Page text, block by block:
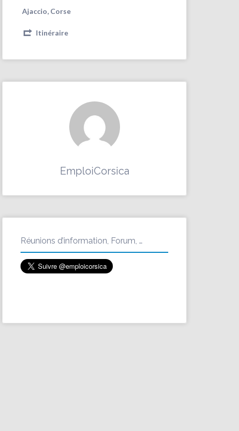
Ajaccio, Corse
Itinéraire
EmploiCorsica
Réunions d’information, Forum, …